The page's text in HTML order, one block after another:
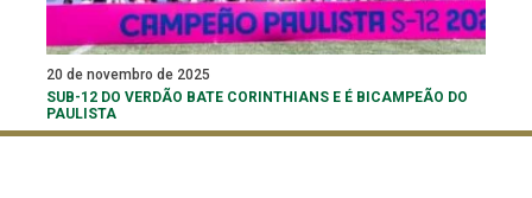
20 de novembro de 2025
SUB-12 DO VERDÃO BATE CORINTHIANS E É BICAMPEÃO DO
PAULISTA